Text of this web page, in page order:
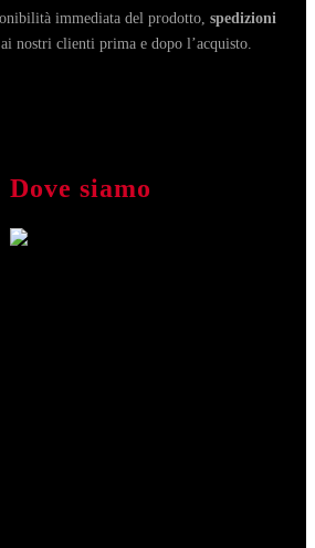
immediata del prodotto, spedizioni
ai nostri clienti prima e dopo l’acquisto.
Dove siamo